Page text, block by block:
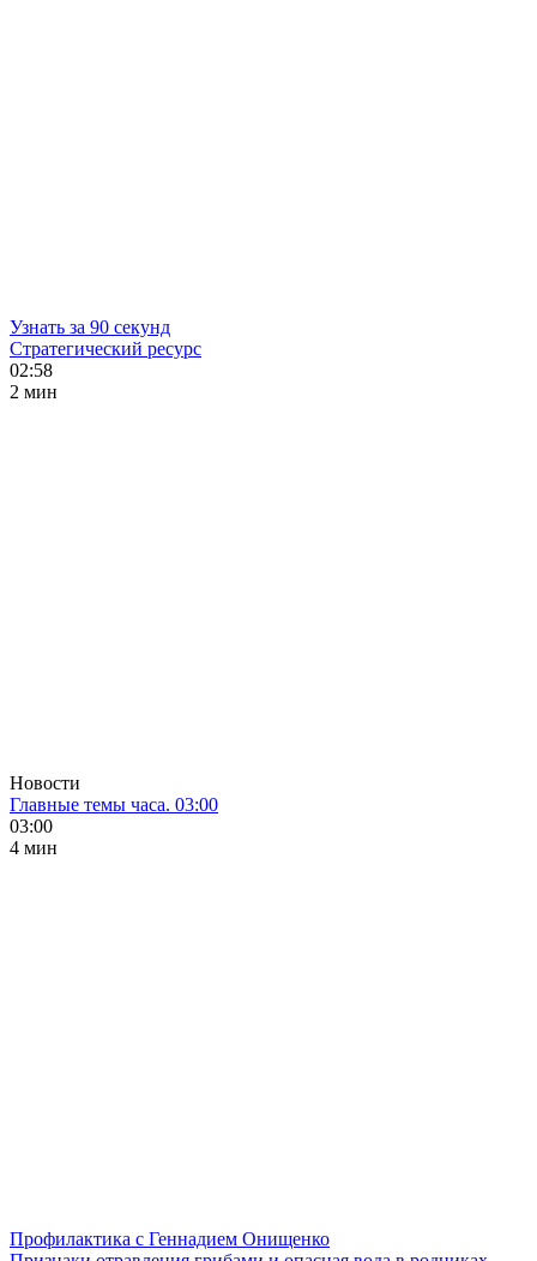
Узнать за 90 секунд
Стратегический ресурс
02:58
2 мин
Новости
Главные темы часа. 03:00
03:00
4 мин
Профилактика с Геннадием Онищенко